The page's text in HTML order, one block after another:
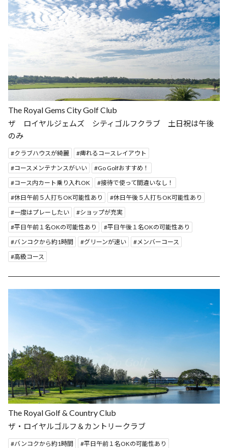
The Royal Gems City Golf Club
ザ ロイヤルジェムズ シティゴルフクラブ 土日祝は午後
のみ
クラブハウスが綺麗
痺れるコースレイアウト
コースメンテナンスがいい
Go Golfおすすめ！
コース内カート乗り入れOK
接待で使って間違いなし！
休日午前５人打ちOK可能性あり
休日午後５人打ちOK可能性あり
一度はプレーしたい
ショップが充実
平日午前１名OKの可能性あり
平日午後１名OKの可能性あり
バンコクから約1時間
グリーンが速い
メンバーコース
高級コース
The Royal Golf & Country Club
ザ・ロイヤルゴルフ＆カントリークラブ
バンコクから約1時間
平日午前１名OKの可能性あり